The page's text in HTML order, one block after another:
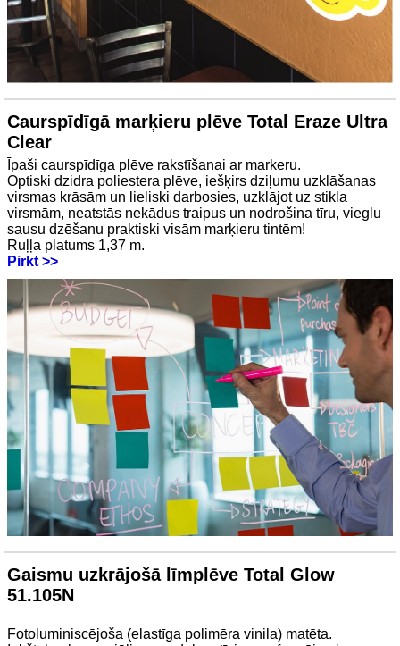
Caurspīdīgā marķieru plēve Total Eraze Ultra
Clear
Īpaši caurspīdīga plēve rakstīšanai ar markeru.
Optiski dzidra poliestera plēve, iešķirs dziļumu uzklāšanas
virsmas krāsām un lieliski darbosies, uzklājot uz stikla
virsmām, neatstās nekādus traipus un nodrošina tīru, vieglu
sausu dzēšanu praktiski visām marķieru tintēm!
Ruļļa platums 1,37 m.
Pirkt >>
Gaismu uzkrājošā līmplēve Total Glow
51.105N
Fotoluminiscējoša (elastīga polimēra vinila) matēta.